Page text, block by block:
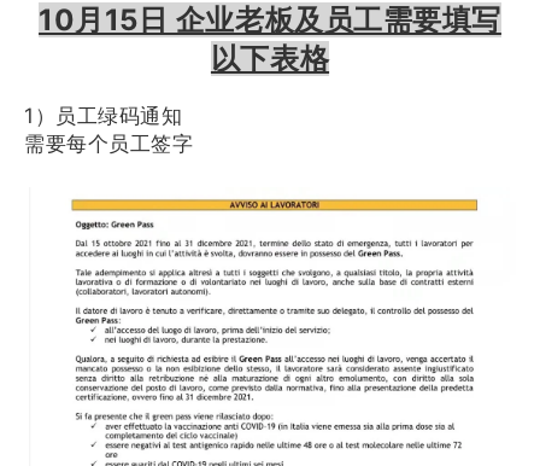
10月15日 企业老板及员工需要填写
以下表格
1）员工绿码通知
需要每个员工签字